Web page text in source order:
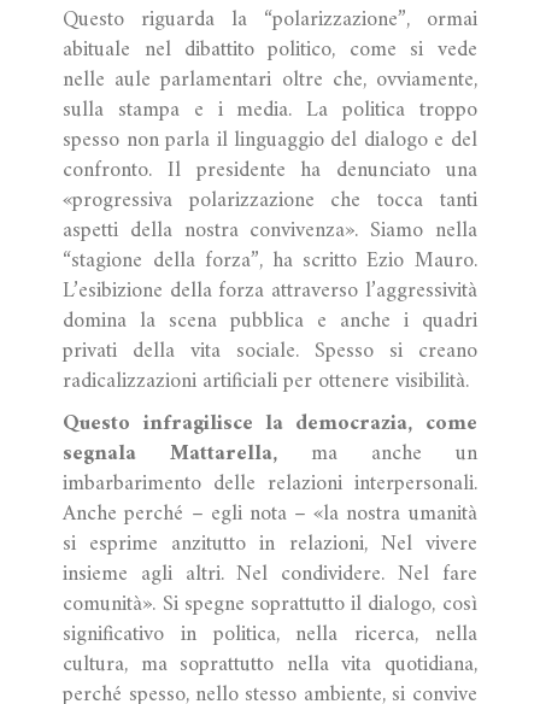
Questo riguarda la “polarizzazione”, ormai
abituale nel dibattito politico, come si vede
nelle aule parlamentari oltre che, ovviamente,
sulla stampa e i media. La politica troppo
spesso non parla il linguaggio del dialogo e del
confronto. Il presidente ha denunciato una
«progressiva polarizzazione che tocca tanti
aspetti della nostra convivenza». Siamo nella
“stagione della forza”, ha scritto Ezio Mauro.
L’esibizione della forza attraverso l’aggressività
domina la scena pubblica e anche i quadri
privati della vita sociale. Spesso si creano
radicalizzazioni artificiali per ottenere visibilità.
Questo infragilisce la democrazia, come
segnala Mattarella, ma anche un
imbarbarimento delle relazioni interpersonali.
Anche perché – egli nota – «la nostra umanità
si esprime anzitutto in relazioni, Nel vivere
insieme agli altri. Nel condividere. Nel fare
comunità». Si spegne soprattutto il dialogo, così
significativo in politica, nella ricerca, nella
cultura, ma soprattutto nella vita quotidiana,
perché spesso, nello stesso ambiente, si convive